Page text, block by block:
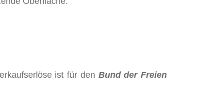
ist für den Bund der Freien